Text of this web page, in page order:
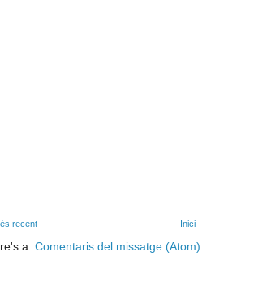
recent Inici
a: Comentaris del missatge (Atom)